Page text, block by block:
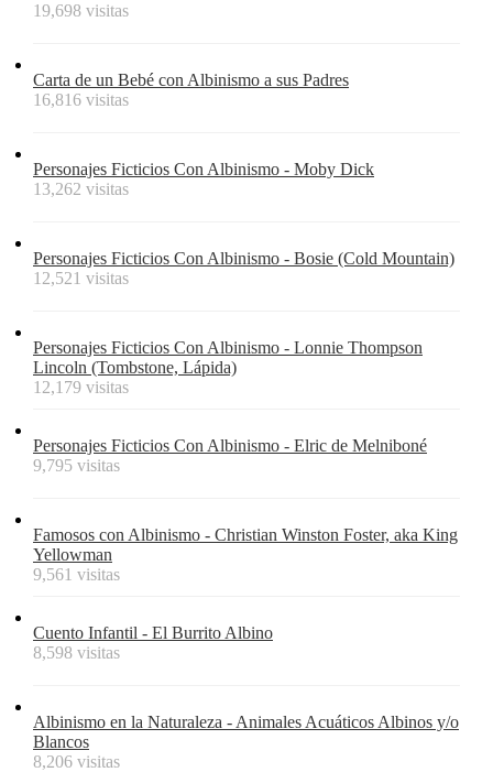
19,698 visitas
Carta de un Bebé con Albinismo a sus Padres
16,816 visitas
Personajes Ficticios Con Albinismo - Moby Dick
13,262 visitas
Personajes Ficticios Con Albinismo - Bosie (Cold Mountain)
12,521 visitas
Personajes Ficticios Con Albinismo - Lonnie Thompson
Lincoln (Tombstone, Lápida)
12,179 visitas
Personajes Ficticios Con Albinismo - Elric de Melniboné
9,795 visitas
Famosos con Albinismo - Christian Winston Foster, aka King
Yellowman
9,561 visitas
Cuento Infantil - El Burrito Albino
8,598 visitas
Albinismo en la Naturaleza - Animales Acuáticos Albinos y/o
Blancos
8,206 visitas